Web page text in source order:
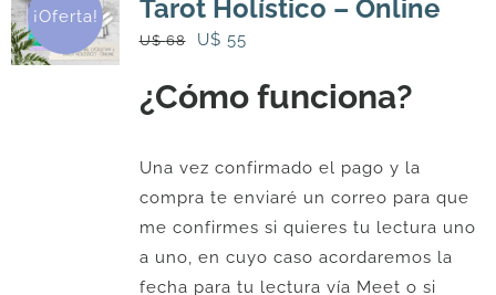
¡Oferta! Tarot Holístico – Online
U$68
El
original
68.
U$ 55El
actual
U$
55.
¿Cómo funciona?
Una vez confirmado el pago y la
compra te enviaré un correo para que
me confirmes si quieres tu lectura uno
a uno, en cuyo caso acordaremos la
fecha para tu lectura vía Meet o si